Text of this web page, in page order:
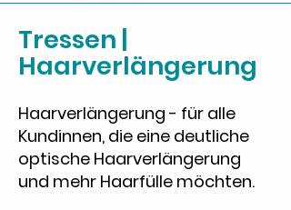
Tressen |
Haarverlängerung
Haarverlängerung - für alle
Kundinnen, die eine deutliche
optische Haarverlängerung
und mehr Haarfülle möchten.